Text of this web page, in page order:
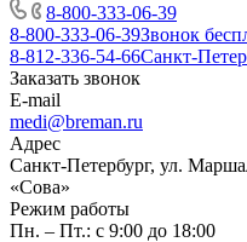
8-800-333-06-39
8-800-333-06-39Звонок
8-812-336-54-66Санкт-
Заказать звонок
E-mail
medi@breman.ru
Адрес
Санкт-Петербург, ул.
«Сова»
Режим работы
Пн. – Пт.: с 9:00 до 18:00